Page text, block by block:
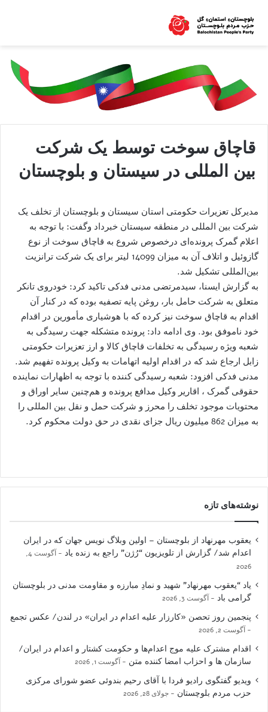
قاچاق سوخت توسط یک شرکت
بین المللی در سیستان و بلوچستان
مدیرکل تعزیرات حکومتی استان سیستان و بلوچستان از تخلف یک
شرکت بین المللی در منطقه سیستان خبرداد وگفت: با توجه به
اعلام گمرک پرونده‌ای درخصوص شروع به قاچاق سوخت از نوع
گازوئیل و اتلاف آن به میزان 14099 لیتر برای یک شرکت ترانزیت
بین‌المللی تشکیل شد.
به گزارش ایسنا، سیدمرتضی مدنی فدکی تاکید کرد: خودروی تانکر
متعلق به شرکت حامل بار، روغن پایه تصفیه بوده که در کنار آن
اقدام به قاچاق سوخت نیز کرده که با هوشیاری مأمورین در اقدام
خود ناموفق بود. وی ادامه داد: پرونده متشکله جهت رسیدگی به
شعبه ویژه رسیدگی به تخلفات قاچاق کالا و ارز تعزیرات حکومتی
زابل ارجاع شد که در اقدام اولیه اتهامات به وکیل پرونده تفهیم شد.
مدنی فدکی افزود: شعبه رسیدگی کننده با توجه به اظهارات نماینده
حقوقی گمرک ، اقاریر وکیل مدافع پرونده و هم‌چنین سایر اوراق و
محتویات موجود تخلف را محرز و شرکت حمل و نقل بین المللی را
به میزان 862 میلیون ریال جزای نقدی در حق دولت محکوم کرد.
نوشته‌های تازه
یعقوب مهرنهاد از بلوچستان – اولین وبلاگ نویس جهان که در ایران
اعدام شد/ گزارش از تلویزیون “رُژن” راجع به زنده یاد
آگوست 4,
2026
یاد “یعقوب مهرنهاد” شهید و نمادِ مبارزه و مقاومت مدنی در بلوچستان
گرامی باد
آگوست 3, 2026
پنجمین روز تحصن «کارزار علیه اعدام در ایران» در لندن/ عکس تجمع
آگوست 2, 2026
اقدام مشترک علیه موج اعدام‌ها و حکومت کشتار و اعدام در ایران/
سازمان ها و احزاب امضا کننده متن
آگوست 1, 2026
ویدیو گفتگوی رادیو فردا با آقای رحیم بندوئی عضو شورای مرکزی
حزب مردم بلوچستان
جولای 28, 2026